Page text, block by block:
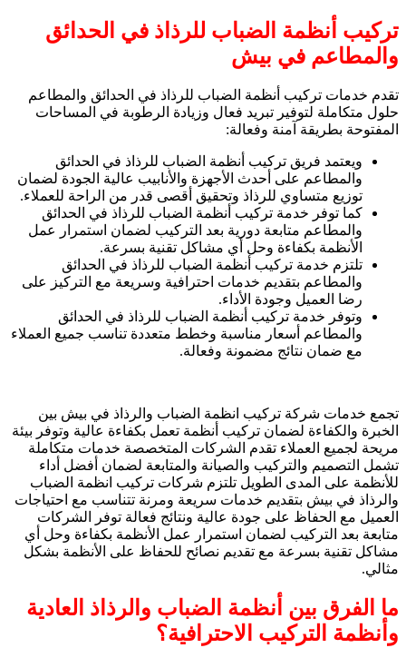
تركيب أنظمة الضباب للرذاذ في الحدائق
والمطاعم في بيش
تقدم خدمات تركيب أنظمة الضباب للرذاذ في الحدائق والمطاعم
حلول متكاملة لتوفير تبريد فعال وزيادة الرطوبة في المساحات
المفتوحة بطريقة آمنة وفعالة:
ويعتمد فريق تركيب أنظمة الضباب للرذاذ في الحدائق
والمطاعم على أحدث الأجهزة والأنابيب عالية الجودة لضمان
توزيع متساوي للرذاذ وتحقيق أقصى قدر من الراحة للعملاء.
كما توفر خدمة تركيب أنظمة الضباب للرذاذ في الحدائق
والمطاعم متابعة دورية بعد التركيب لضمان استمرار عمل
الأنظمة بكفاءة وحل أي مشاكل تقنية بسرعة.
تلتزم خدمة تركيب أنظمة الضباب للرذاذ في الحدائق
والمطاعم بتقديم خدمات احترافية وسريعة مع التركيز على
رضا العميل وجودة الأداء.
وتوفر خدمة تركيب أنظمة الضباب للرذاذ في الحدائق
والمطاعم أسعار مناسبة وخطط متعددة تناسب جميع العملاء
مع ضمان نتائج مضمونة وفعالة.
تجمع خدمات شركة تركيب انظمة الضباب والرذاذ في بيش بين
الخبرة والكفاءة لضمان تركيب أنظمة تعمل بكفاءة عالية وتوفر بيئة
مريحة لجميع العملاء تقدم الشركات المتخصصة خدمات متكاملة
تشمل التصميم والتركيب والصيانة والمتابعة لضمان أفضل أداء
للأنظمة على المدى الطويل تلتزم شركات تركيب انظمة الضباب
والرذاذ في بيش بتقديم خدمات سريعة ومرنة تتناسب مع احتياجات
العميل مع الحفاظ على جودة عالية ونتائج فعالة توفر الشركات
متابعة بعد التركيب لضمان استمرار عمل الأنظمة بكفاءة وحل أي
مشاكل تقنية بسرعة مع تقديم نصائح للحفاظ على الأنظمة بشكل
مثالي.
ما الفرق بين أنظمة الضباب والرذاذ العادية
وأنظمة التركيب الاحترافية؟